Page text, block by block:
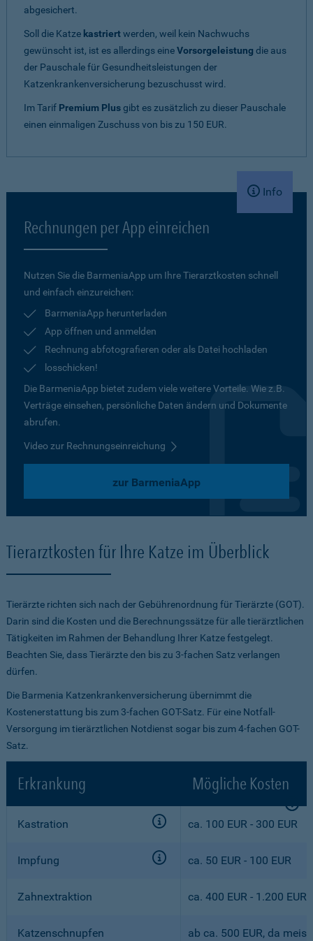
abgesichert.
Soll die Katze kastriertwerden, weil kein Nachwuchs
gewünscht ist, ist es allerdings eineVorsorgeleistung die aus
der Pauschale für Gesundheitsleistungen der
Katzenkrankenversicherung bezuschusst wird.
Im Tarif Premium Plusgibt es zusätzlich zu dieser Pauschale
einen einmaligen Zuschuss von bis zu 150 EUR.
Info
Rechnungen per App einreichen
Nutzen Sie die BarmeniaApp um Ihre Tierarztkosten schnell
und einfach einzureichen:
BarmeniaApp herunterladen
App öffnen und anmelden
Rechnung abfotografieren oder als Datei hochladen
losschicken!
Die BarmeniaApp bietet zudem viele weitere Vorteile. Wie z.B.
Verträge einsehen, persönliche Daten ändern und Dokumente
abrufen.
Video zur Rechnungseinreichung
zur BarmeniaApp
Tierarztkosten für Ihre Katze im Überblick
Tierärzte richten sich nach der Gebührenordnung für Tierärzte (GOT).
Darin sind die Kosten und die Berechnungssätze für alle tierärztlichen
Tätigkeiten im Rahmen der Behandlung Ihrer Katze festgelegt.
Beachten Sie, dass Tierärzte den bis zu 3-fachen Satz verlangen
dürfen.
Die Barmenia Katzenkrankenversicherung übernimmt die
Kostenerstattung bis zum 3-fachen GOT-Satz. Für eine Notfall-
Versorgung im tierärztlichen Notdienst sogar bis zum 4-fachen GOT-
Satz.
Erkrankung Mögliche Kosten
Kastration ca. 100 EUR - 300 EUR
Impfung ca. 50 EUR - 100 EUR
Zahnextraktion ca. 400 EUR - 1.200 EUR
Katzenschnupfen
ab ca. 500 EUR, da